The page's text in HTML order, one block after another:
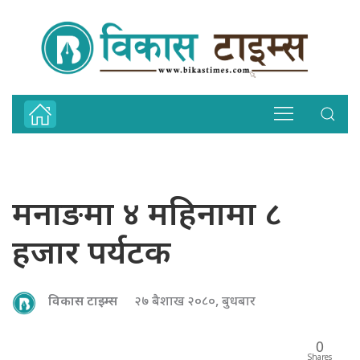
मनाङमा ४ महिनामा ८
हजार पर्यटक
विकास टाइम्स २७ बैशाख २०८०, बुधबार
0
Shares